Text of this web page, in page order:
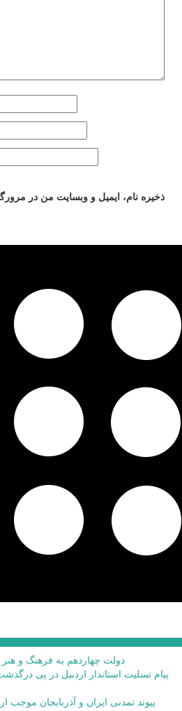
ذخیره نام، ایمیل و وبسایت من در
دولت چهاردهم به فرهنگ و هنر